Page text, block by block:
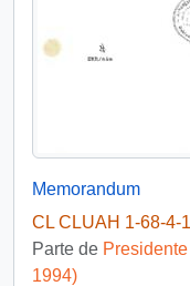
Memorandum
CL CLUAH 1-68-4-
Parte de
1994)